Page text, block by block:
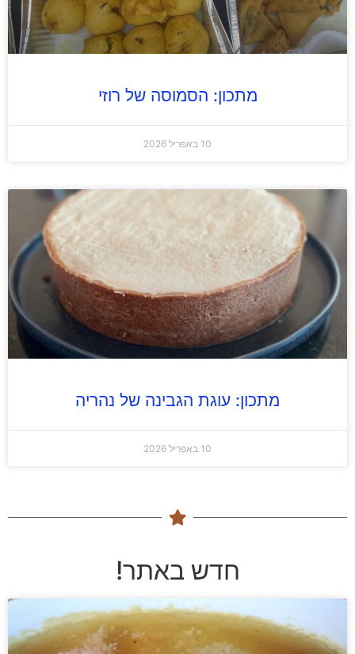
מתכון: הסמוסה של רוזי
10 באפריל 2026
מתכון: עוגת הגבינה של נהריה
10 באפריל 2026
חדש באתר!